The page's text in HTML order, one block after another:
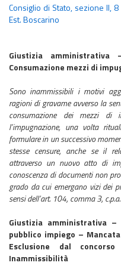
Consiglio di Stato, sezione II,
Est. Boscarino
Giustizia
Consumazione mezzi di
Sono inammissibili i motivi
ragioni di gravame avverso la
consumazione dei mezzi di
l’impugnazione, una volta
formulare in un successivo
stesse censure, anche se il
attraverso un nuovo atto di
conoscenza di documenti non
grado da cui emergano vizi dei
sensi dell’art. 104, comma 3,
Giustizia amministrativa
pubblico impiego –
Esclusione dal
Inammissibilità